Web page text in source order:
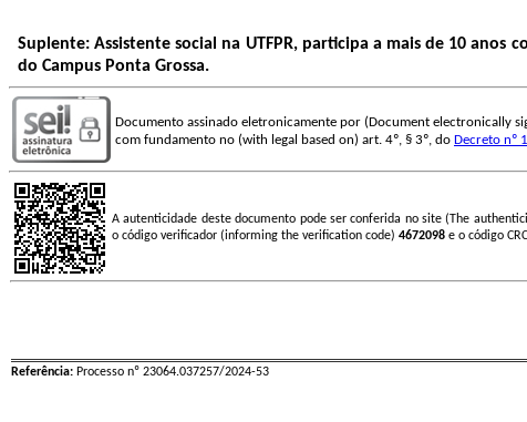
Suplente: Assistente social na UTFPR, participa a mais de 10 anos
do Campus Ponta Grossa.
Documento assinado eletronicamente por (Document electronically
com fundamento no (with legal based on) art. 4º, § 3º, do Decreto nº
A autenticidade deste documento pode ser conferida no site (The
o código verificador (informing the verification code) 4672098 e o código
Referência: Processo nº 23064.037257/2024-53